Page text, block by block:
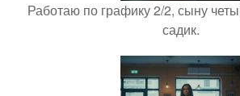
Работаю по графику 2/2, сыну
садик.